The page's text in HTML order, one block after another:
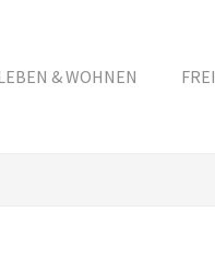
& WOHNEN